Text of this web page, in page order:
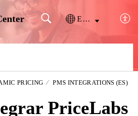
Español (España)
PRICING
PMS INTEGRATIONS (ES)
PriceLabs